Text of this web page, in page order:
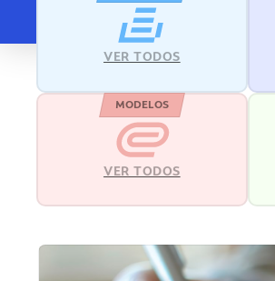
VER TODOS
MODELOS
VER TODOS